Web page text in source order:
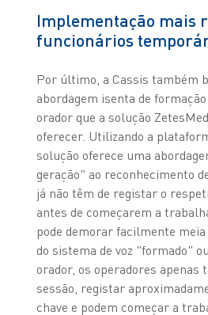
Implementação mais
funcionários
Por último, a Cassis também
abordagem isenta de
orador que a solução
oferecer. Utilizando a
solução oferece uma
geração" ao reconhecimento
já não têm de registar o
antes de começarem a
pode demorar facilmente
do sistema de voz "formado"
orador, os operadores apenas
sessão, registar
chave e podem começar a